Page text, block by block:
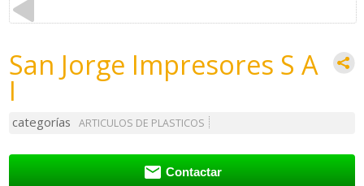
San Jorge Impresores S A
I
categorías ARTICULOS DE PLASTICOS
 Contactar